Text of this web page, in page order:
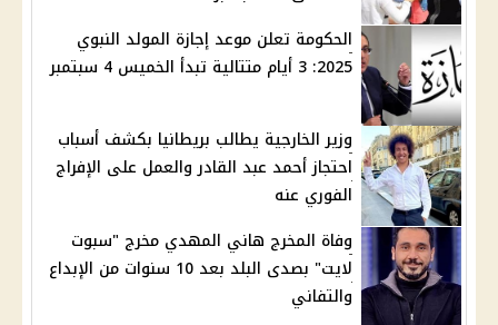
الحكومة تعلن موعد إجازة المولد النبوي
2025: 3 أيام متتالية تبدأ الخميس 4 سبتمبر
وزير الخارجية يطالب بريطانيا بكشف أسباب
احتجاز أحمد عبد القادر والعمل على الإفراج
الفوري عنه
وفاة المخرج هاني المهدي مخرج "سبوت
لايت" بصدى البلد بعد 10 سنوات من الإبداع
والتفاني